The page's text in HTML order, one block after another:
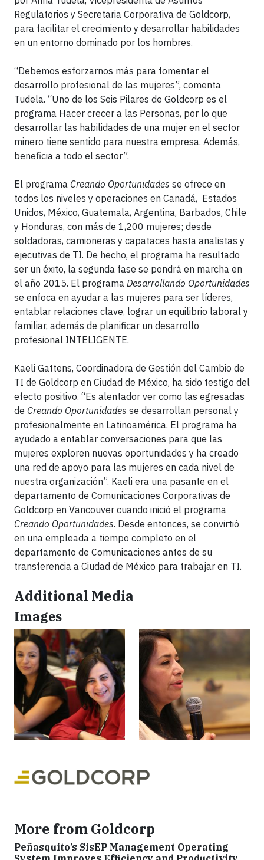
Regulatorios y Secretaria Corporativa de Goldcorp,
para facilitar el crecimiento y desarrollar habilidades
en un entorno dominado por los hombres.
“Debemos esforzarnos más para fomentar el
desarrollo profesional de las mujeres”, comenta
Tudela. “Uno de los Seis Pilares de Goldcorp es el
programa Hacer crecer a las Personas, por lo que
desarrollar las habilidades de una mujer en el sector
minero tiene sentido para nuestra empresa. Además,
beneficia a todo el sector”.
El programa Creando Oportunidades se ofrece en
todos los niveles y operaciones en Canadá, Estados
Unidos, México, Guatemala, Argentina, Barbados, Chile
y Honduras, con más de 1,200 mujeres; desde
soldadoras, camioneras y capataces hasta analistas y
ejecutivas de TI. De hecho, el programa ha resultado
ser un éxito, la segunda fase se pondrá en marcha en
el año 2015. El programa Desarrollando Oportunidades
se enfoca en ayudar a las mujeres para ser líderes,
entablar relaciones clave, lograr un equilibrio laboral y
familiar, además de planificar un desarrollo
profesional INTELIGENTE.
Kaeli Gattens, Coordinadora de Gestión del Cambio de
TI de Goldcorp en Ciudad de México, ha sido testigo del
efecto positivo. “Es alentador ver como las egresadas
de Creando Oportunidades se desarrollan personal y
profesionalmente en Latinoamérica. El programa ha
ayudado a entablar conversaciones para que las
mujeres exploren nuevas oportunidades y ha creado
una red de apoyo para las mujeres en cada nivel de
nuestra organización”. Kaeli era una pasante en el
departamento de Comunicaciones Corporativas de
Goldcorp en Vancouver cuando inició el programa
Creando Oportunidades. Desde entonces, se convirtió
en una empleada a tiempo completo en el
departamento de Comunicaciones antes de su
transferencia a Ciudad de México para trabajar en TI.
Additional Media
Images
More from Goldcorp
Peñasquito’s SisEP Management Operating